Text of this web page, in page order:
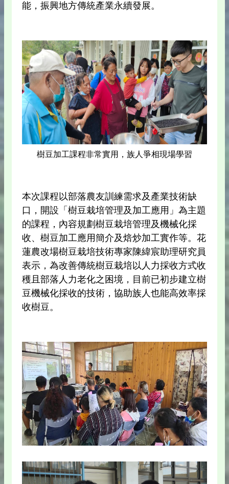
能，振興地方傳統產業永續發展。
樹豆加工課程非常實用，族人爭相現場學習
本次課程以部落農友訓練需求及產業技術缺
口，開設「樹豆栽培管理及加工應用」為主題
的課程，內容規劃樹豆栽培管理及機械化採
收、樹豆加工應用簡介及焙炒加工實作等。花
蓮農改場樹豆栽培技術專家陳緯宸助理研究員
表示，為改善傳統樹豆栽培以人力採收方式收
穫且部落人力老化之困境，目前已初步建立樹
豆機械化採收的技術，協助族人也能高效率採
收樹豆。